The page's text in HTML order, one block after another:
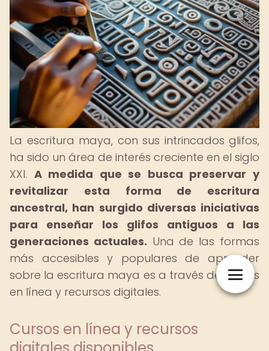
La escritura maya, con sus intrincados glifos,
ha sido un área de interés creciente en el siglo
XXI. A medida que se busca preservar y
revitalizar esta forma de escritura
ancestral, han surgido diversas iniciativas
para enseñar los glifos antiguos a las
generaciones actuales. Una de las formas
más accesibles y populares de aprender
sobre la escritura maya es a través de cursos
en línea y recursos digitales.
Cursos en línea y recursos